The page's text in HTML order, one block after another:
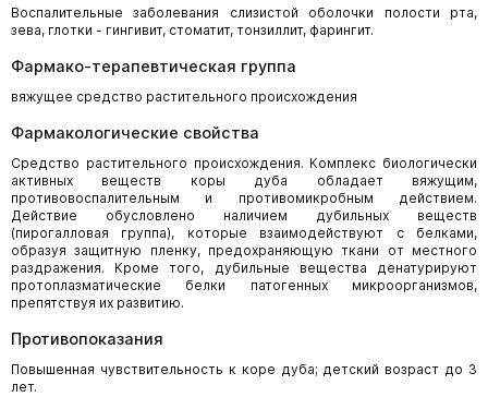
Воспалительные заболевания слизистой оболочки полости рта,
зева, глотки - гингивит, стоматит, тонзиллит, фарингит.
Фармако-терапевтическая группа
вяжущее средство растительного происхождения
Фармакологические свойства
Средство растительного происхождения. Комплекс биологически
активных веществ коры дуба обладает вяжущим,
противовоспалительным и противомикробным действием.
Действие обусловлено наличием дубильных веществ
(пирогалловая группа), которые взаимодействуют с белками,
образуя защитную пленку, предохраняющую ткани от местного
раздражения. Кроме того, дубильные вещества денатурируют
протоплазматические белки патогенных микроорганизмов,
препятствуя их развитию.
Противопоказания
Повышенная чувствительность к коре дуба; детский возраст до 3
лет.